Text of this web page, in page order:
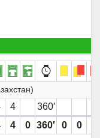
4
360′
4 0 360′ 0 0